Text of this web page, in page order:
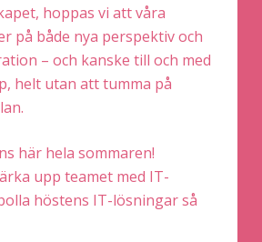
hoppas vi att våra
på både nya perspektiv och
– och kanske till och med
helt utan att tumma på
här hela sommaren!
upp teamet med IT-
höstens IT-lösningar så